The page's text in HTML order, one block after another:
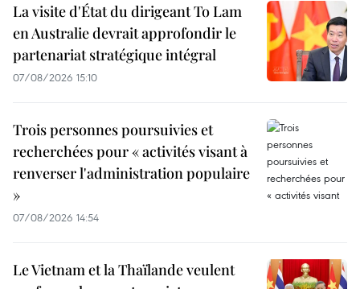
La visite d'État du dirigeant To Lam
en Australie devrait approfondir le
partenariat stratégique intégral
07/08/2026 15:10
Trois personnes poursuivies et
recherchées pour « activités visant à
renverser l'administration populaire
»
07/08/2026 14:54
Le Vietnam et la Thaïlande veulent